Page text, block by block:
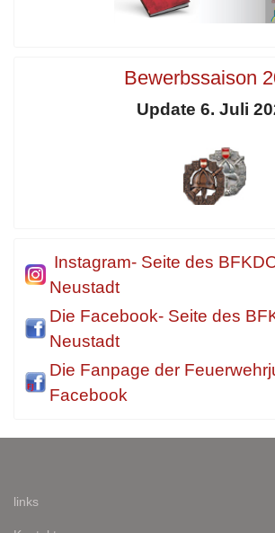
Bewerbssaison
Update 6. Juli
Instagram- Seite des
Neustadt
Die Facebook- Seite des
Neustadt
Die Fanpage der
Facebook
links